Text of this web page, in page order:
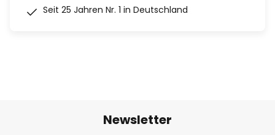
Seit 25 Jahren Nr. 1 in Deutschland
Newsletter